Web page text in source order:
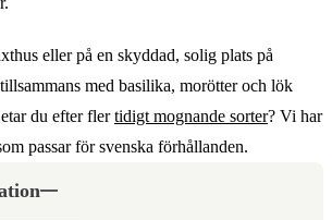
eller på en skyddad, solig plats på
med basilika, morötter och lök
du efter flertidigt mognande sorter? Vi har
passar för svenska förhållanden.